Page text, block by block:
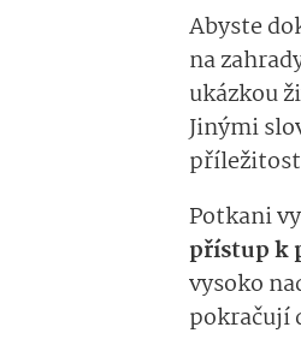
Abyste
na
ukázkou
Jinými
Potkani
přístup k
vysoko
pokračují